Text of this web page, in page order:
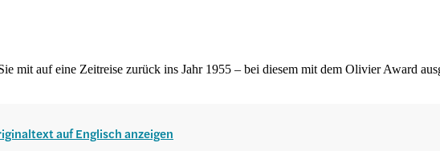
mit auf eine Zeitreise zurück ins Jahr 1955 – bei diesem mit dem Olivier Award
auf Englisch anzeigen